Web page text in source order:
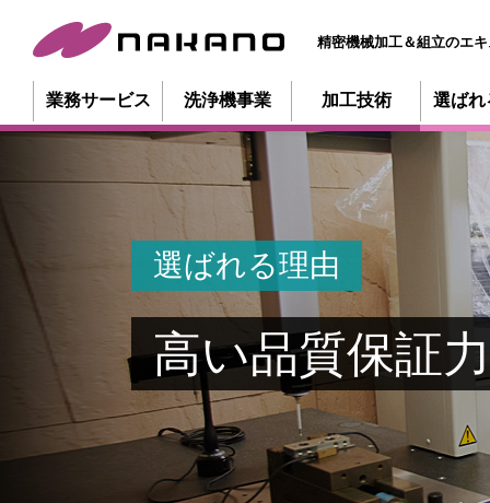
精密機械加工＆組立のエ
業務サービス 洗浄機事業 加工技術 選ばれ
選ばれる理由
高い品質保証力